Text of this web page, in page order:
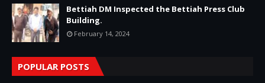
Bettiah DM Inspected the Bettiah Press Club
Building.
February 14, 2024
POPULAR POSTS